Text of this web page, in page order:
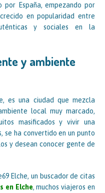
España, empezando por
en popularidad entre
y sociales en la
y ambiente
es una ciudad que mezcla
local muy marcado,
masificados y vivir una
se ha convertido en un punto
y desean conocer gente de
Elche, un buscador de citas
en Elche, muchos viajeros en